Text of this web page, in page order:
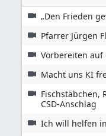
„Den Frieden
Pfarrer Jürgen
Vorbereiten auf
Macht uns KI
Fischstäbchen,
CSD-Anschlag
Ich will helfen